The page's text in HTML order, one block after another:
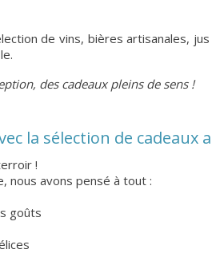
de vins, bières artisanales,
des cadeaux pleins de sens !
la sélection de cadeaux
!
nous avons pensé à tout :
goûts